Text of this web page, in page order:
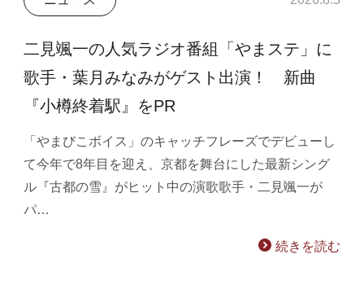
二見颯一の人気ラジオ番組「やまステ」に
歌手・葉月みなみがゲスト出演！ 新曲
『小樽終着駅』をPR
「やまびこボイス」のキャッチフレーズでデビューし
て今年で8年目を迎え、京都を舞台にした最新シング
ル『古都の雪』がヒット中の演歌歌手・二見颯一が
パ…
続きを読む